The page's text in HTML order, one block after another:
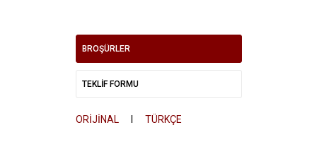
BROŞÜRLER
TEKLİF FORMU
ORİJİNAL TÜRKÇE